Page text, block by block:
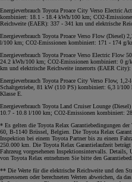
Energieverbrauch Toyota Proace City Verso Electric
kombiniert: 18.1 - 18.4 kWh/100 km; CO2-
Reichweite (EAER): 337 - 341 km und elektrische
Energieverbrauch Toyota Proace Verso Flow
l/100 km; CO2-Emissionen kombiniert: 171 - 174 g/
Energieverbrauch Toyota Proace Verso Electric
24.2 kWh/100 km; CO2-Emissionen kombiniert: 0 g/
km und elektrische Reichweite innerorts (EAER
Energieverbrauch Toyota Proace City Verso Flow,
Schaltgetriebe, 81 kW (110 PS) kombiniert: 6,3 l/
Klasse E.
Energieverbrauch Toyota Land Cruiser Lounge
10.7 - 10.8 l/100 km; CO2-Emissionen kombiniert:
* Es gelten die Toyota Relax Garantiebedingungen
60, B-1140 Brüssel, Belgien. Die Toyota Relax
Inspektion bei einem Toyota Partner bis zu einem
250.000 km. Die Toyota Relax Garantielaufzeit
Fahrzeug vorgesehenen Inspektionsintervalls.
von Toyota Relax entnehmen Sie bitte den
** Die Werte für die elektrische Reichweite und den
gemessenen oder berechneten Werten abweichen, da